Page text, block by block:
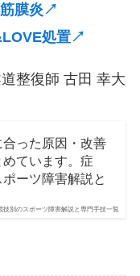
膜炎↗
処置↗
整復師 古田 幸大
技別のスポーツ障害解説と専門手技一覧
った原因・改善
ています。症
ーツ障害解説と